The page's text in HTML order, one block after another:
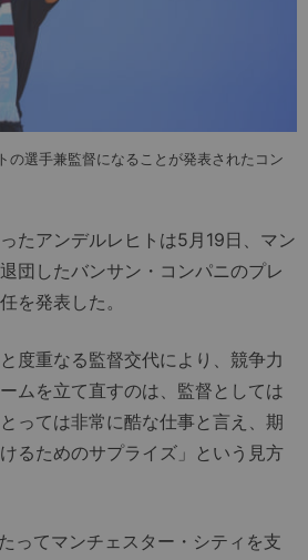
の選手兼監督になることが発表されたコン
たアンデルレヒトは5月19日、マン
団したバンサン・コンパニのプレ
を発表した。
度重なる監督交代により、競争力
ムを立て直すのは、監督としては
っては非常に酷な仕事と言え、期
るためのサプライズ」という見方
ってマンチェスター・シティを支